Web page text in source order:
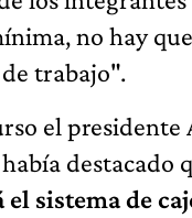
no hay
trabajo".
el presidente
destacado
sistema de